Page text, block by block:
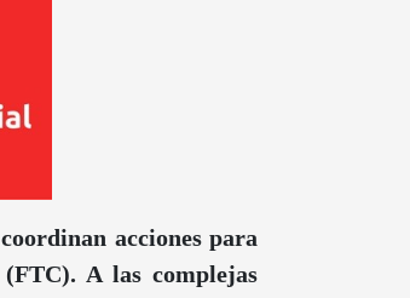
acciones para
A las complejas